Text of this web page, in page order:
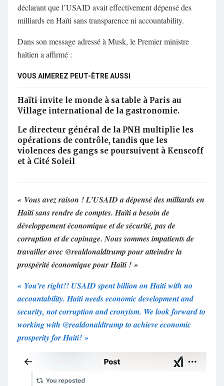
déclarant que l’USAID avait effectivement dépensé des
milliards en Haïti sans transparence ni accountability.
Dans son message adressé à Musk, le Premier ministre
haïtien a affirmé :
VOUS AIMEREZ PEUT-ÊTRE AUSSI
Haïti invite le monde à sa table à Paris au
Village international de la gastronomie.
Le directeur général de la PNH multiplie les
opérations de contrôle, tandis que les
violences des gangs se poursuivent à Kenscoff
et à Cité Soleil
« Vous avez raison ! L’USAID a dépensé des milliards en
Haïti sans rendre de comptes. Haïti a besoin de
développement économique et de sécurité, pas de
corruption et de copinage. Nous sommes impatients de
travailler avec @realdonaldtrump pour atteindre la
prospérité économique pour Haïti ! »
« You’re right!! USAID spent billion on Haiti with no
accountability. Haiti needs economic development and
security, not corruption and cronyism. We look forward to
working with @realdonaldtrump to achieve economic
prosperity for Haiti! »